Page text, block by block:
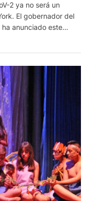
2 ya no será un
El gobernador del
anunciado este
las parejas que